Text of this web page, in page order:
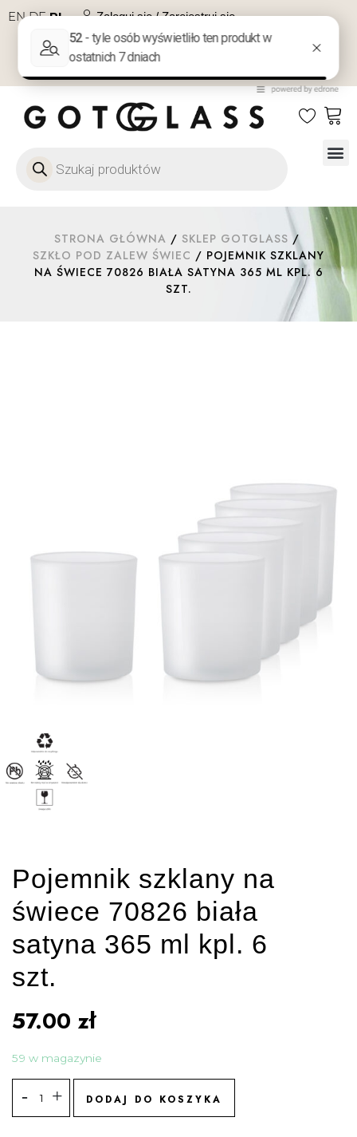
EN DE PL Zaloguj się / Zarejestruj się
NA PREZENT
STRONA GŁÓWNA / SKLEP GOTGLASS /
SZKŁO POD ZALEW ŚWIEC / POJEMNIK SZKLANY
NA ŚWIECE 70826 BIAŁA SATYNA 365 ML KPL. 6
SZT.
Pojemnik szklany na
świece 70826 biała
satyna 365 ml kpl. 6
szt.
57.00 zł
59 w magazynie
DODAJ DO KOSZYKA